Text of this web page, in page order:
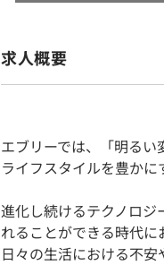
求人概要
エブリーでは、「明る
ライフスタイルを豊かに
進化し続けるテクノロ
れることができる時代に
日々の生活における不安